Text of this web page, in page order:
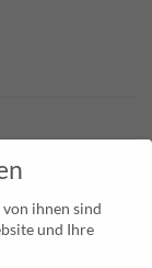
ihnen sind
und Ihre